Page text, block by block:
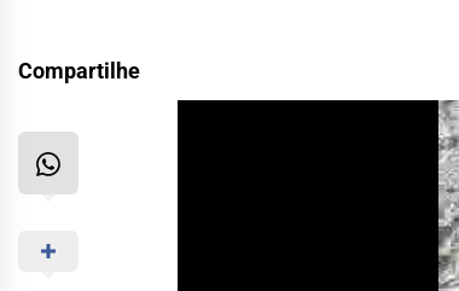
Compartilhe